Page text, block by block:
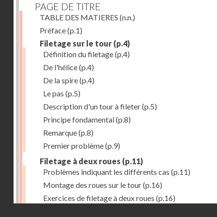
PAGE DE TITRE
TABLE DES MATIERES (n.n.)
Préface(p.1)
Filetage sur le tour (p.4)
Définition du filetage(p.4)
De l'hélice(p.4)
De la spire(p.4)
Le pas (p.5)
Description d'un tour à fileter(p.5)
Principe fondamental(p.8)
Remarque(p.8)
Premier problème(p.9)
Filetage à deux roues (p.11)
Problèmes indiquant les différents cas (p.11)
Montage des roues sur le tour(p.16)
Exercices de filetage à deux roues (p.16)